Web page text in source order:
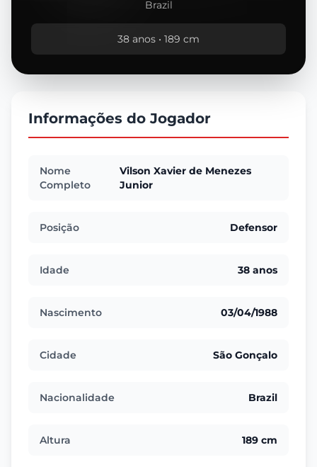
Brazil
38 anos • 189 cm
Informações do Jogador
Nome
Completo
Vilson Xavier de Menezes
Junior
Posição Defensor
Idade 38 anos
Nascimento 03/04/1988
Cidade São Gonçalo
Nacionalidade Brazil
Altura 189 cm